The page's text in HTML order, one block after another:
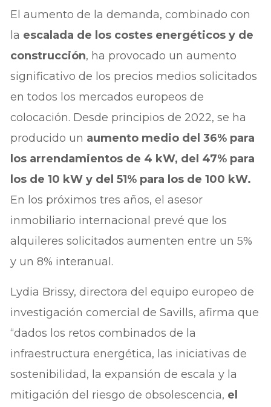
El aumento de la demanda, combinado con
la escalada de los costes energéticos y de
construcción, ha provocado un aumento
significativo de los precios medios solicitados
en todos los mercados europeos de
colocación. Desde principios de 2022, se ha
producido un aumento medio del 36% para
los arrendamientos de 4 kW, del 47% para
los de 10 kW y del 51% para los de 100 kW.
En los próximos tres años, el asesor
inmobiliario internacional prevé que los
alquileres solicitados aumenten entre un 5%
y un 8% interanual.
Lydia Brissy, directora del equipo europeo de
investigación comercial de Savills, afirma que
“dados los retos combinados de la
infraestructura energética, las iniciativas de
sostenibilidad, la expansión de escala y la
mitigación del riesgo de obsolescencia, el